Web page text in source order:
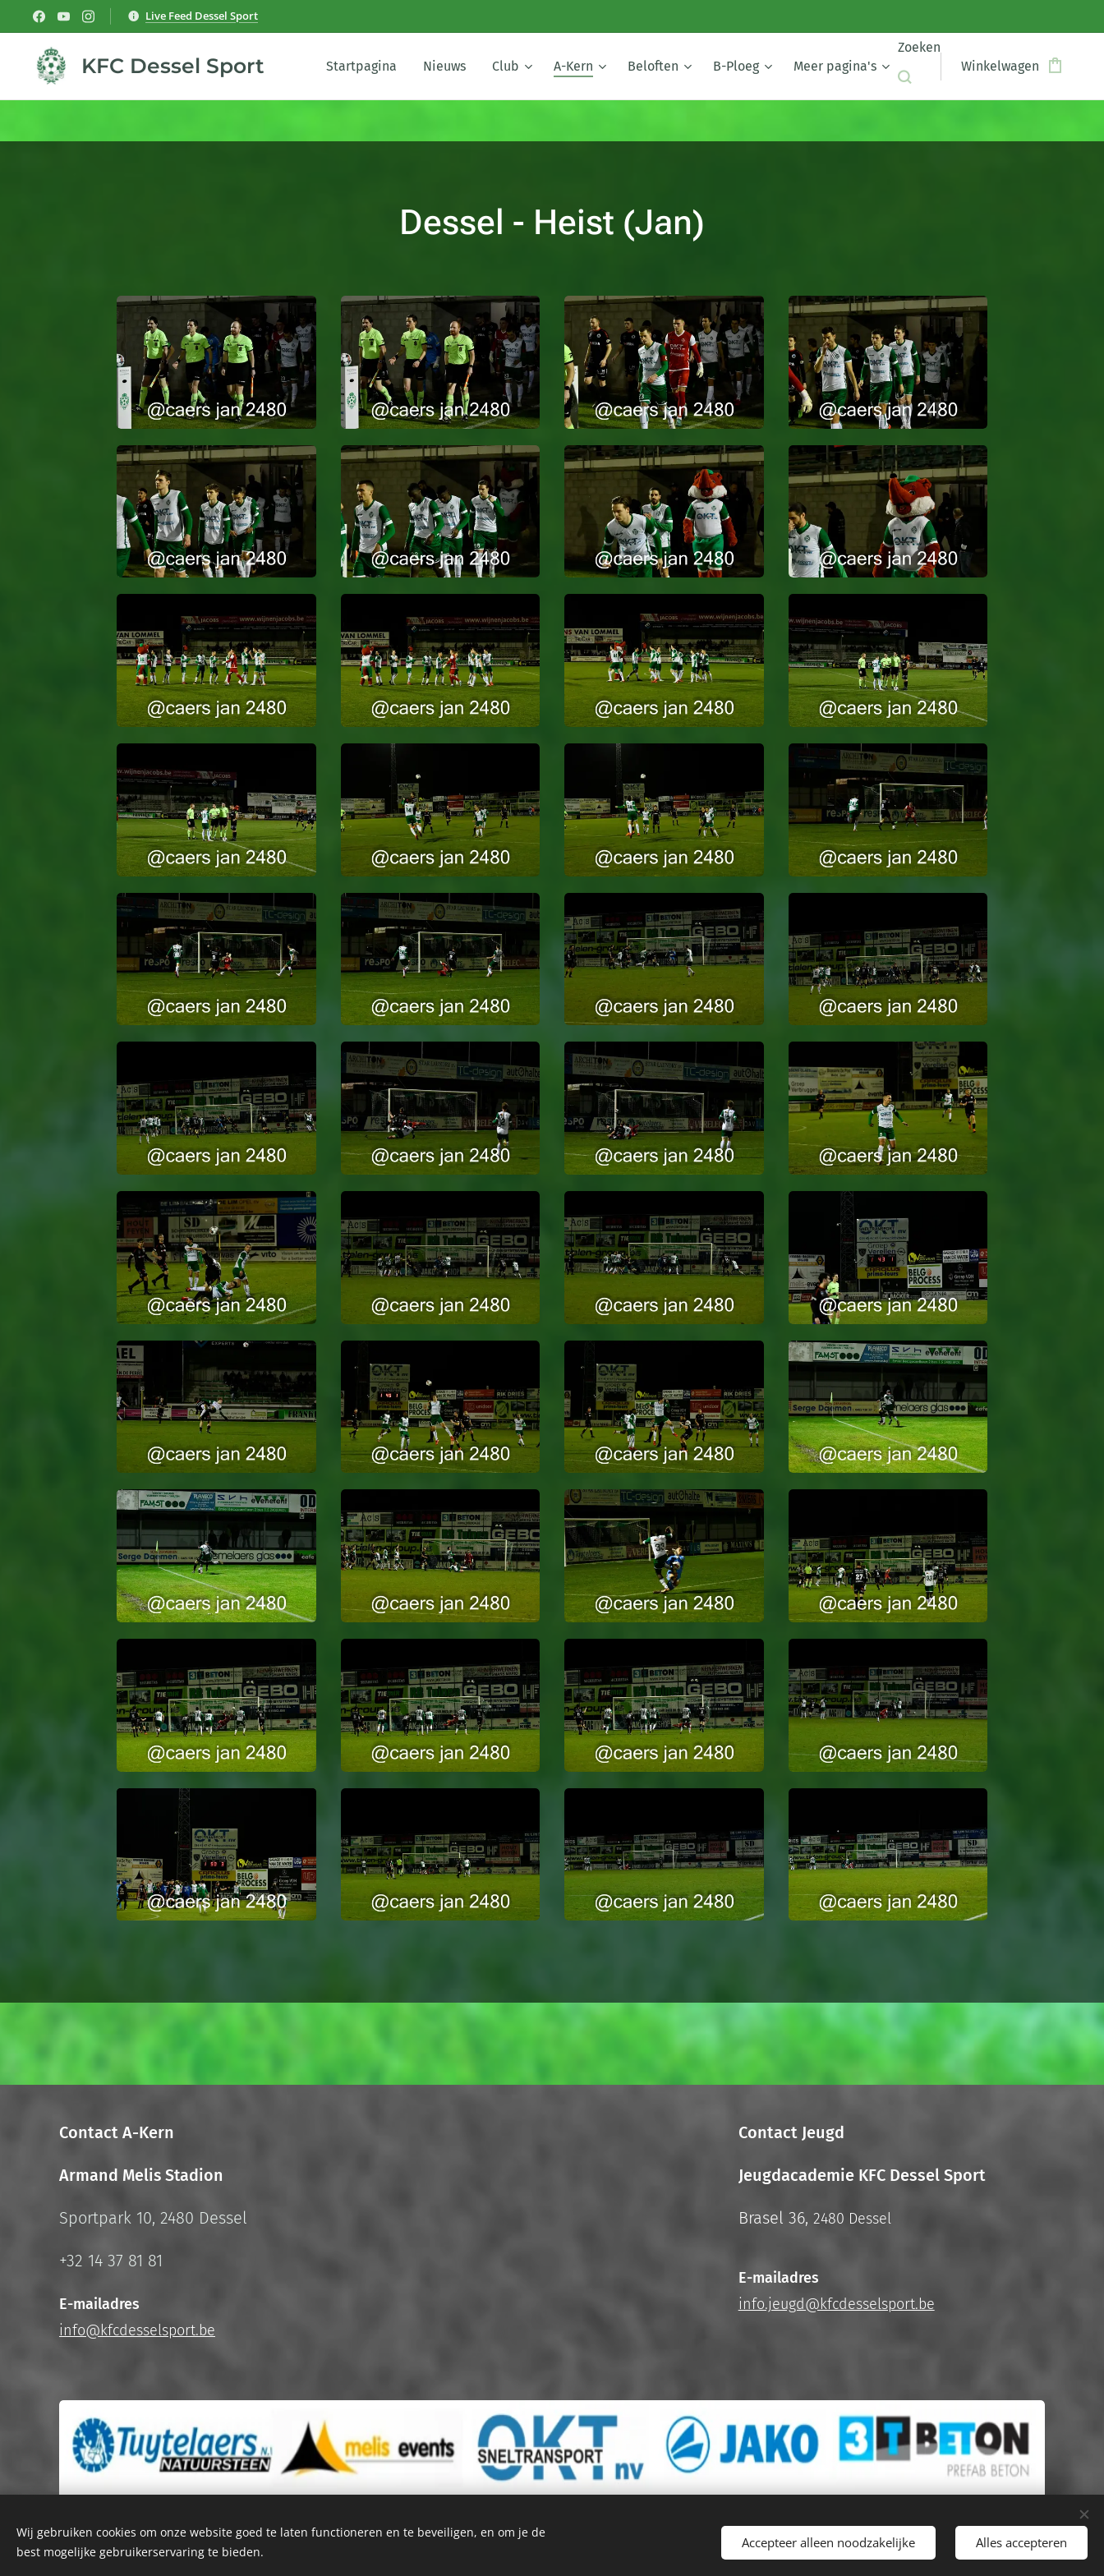
Live Feed Dessel Sport
KFC Dessel Sport Startpagina Nieuws Club A-Kern Beloften B-Ploeg Meer pagina's
Zoeken
Winkelwagen
Dessel - Heist (Jan)
Contact A-Kern
Armand Melis Stadion
Sportpark 10, 2480 Dessel
+32 14 37 81 81
E-mailadres
info@kfcdesselsport.be
Contact Jeugd
Jeugdacademie KFC Dessel Sport
Brasel 36, 2480 Dessel
E-mailadres
info.jeugd@kfcdesselsport.be
Wij gebruiken cookies om onze website goed te laten functioneren en te beveiligen, en om je de
best mogelijke gebruikerservaring te bieden.
Accepteer alleen noodzakelijke Alles accepteren